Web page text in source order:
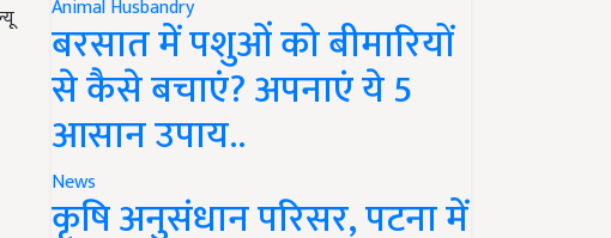
Animal Husbandry
बरसात में पशुओं को बीमारियों
से कैसे बचाएं? अपनाएं ये 5
आसान उपाय..
News
कृषि अनुसंधान परिसर, पटना में